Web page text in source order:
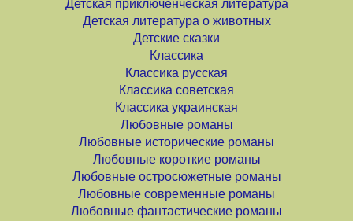
Детская приключенческая литература
Детская литература о животных
Детские сказки
Классика
Классика русская
Классика советская
Классика украинская
Любовные романы
Любовные исторические романы
Любовные короткие романы
Любовные остросюжетные романы
Любовные современные романы
Любовные фантастические романы